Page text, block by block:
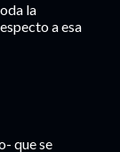
la
a esa
que se